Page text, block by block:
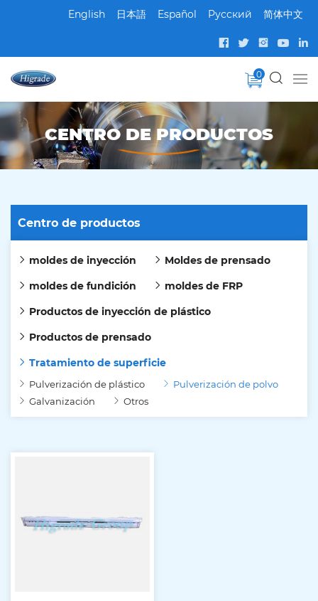
English 日本語 Español Pусский 简体中文
0
CENTRO DE PRODUCTOS
Centro de productos
moldes de inyección
Moldes de prensado
moldes de fundición
moldes de FRP
Productos de inyección de plástico
Productos de prensado
Tratamiento de superficie
Pulverización de plástico
Pulverización de polvo
Galvanización
Otros